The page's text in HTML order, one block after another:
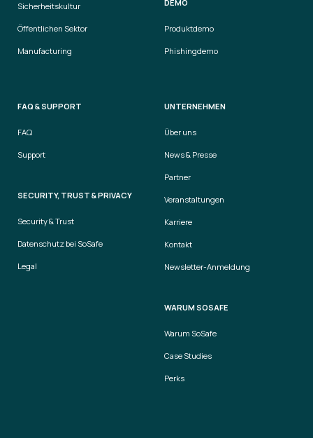
Sicherheitskultur
Öffentlichen Sektor
Manufacturing
DEMO
Produktdemo
Phishingdemo
FAQ & SUPPORT
FAQ
Support
SECURITY, TRUST & PRIVACY
Security & Trust
Datenschutz bei SoSafe
Legal
UNTERNEHMEN
Über uns
News & Presse
Partner
Veranstaltungen
Karriere
Kontakt
Newsletter-Anmeldung
WARUM SOSAFE
Warum SoSafe
Case Studies
Perks